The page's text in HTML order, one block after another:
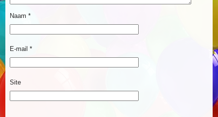
Naam *
E-mail *
Site